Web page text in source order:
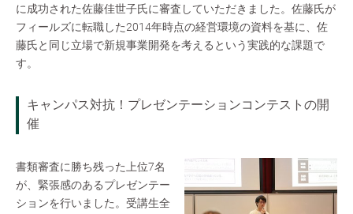
に成功された佐藤佳世子氏に審査していただきました。佐藤氏が
フィールズに転職した2014年時点の経営環境の資料を基に、佐
藤氏と同じ立場で新規事業開発を考えるという実践的な課題で
す。
キャンパス対抗！プレゼンテーションコンテストの開
催
書類審査に勝ち残った上位7名
が、緊張感のあるプレゼンテー
ションを行いました。受講生全